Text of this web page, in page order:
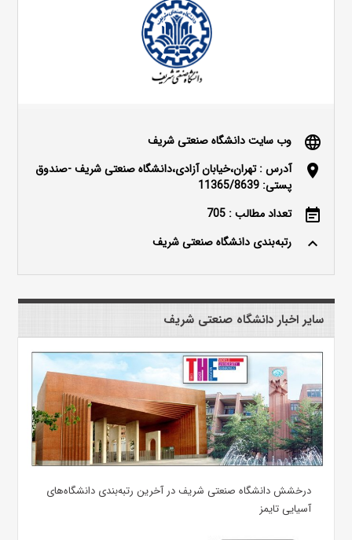
language وب سایت دانشگاه صنعتی شریف
location_on
آدرس : تهران،خیابان آزادی،دانشگاه صنعتی شریف -صندوق
پستی: 11365/8639
event_note تعداد مطالب : 705
keyboard_arrow_up رتبه‌بندی دانشگاه صنعتی شریف
سایر اخبار دانشگاه صنعتی شریف
درخشش دانشگاه صنعتی شریف در آخرین رتبه‌بندی دانشگاه‌های
آسیایی تایمز